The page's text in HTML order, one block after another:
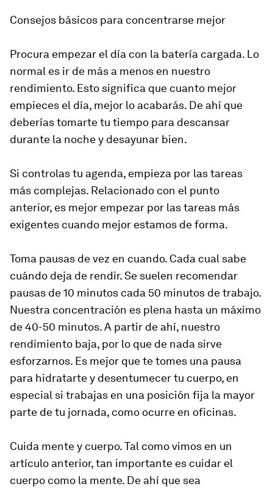
Consejos básicos para concentrarse mejor
Procura empezar el día con la batería cargada. Lo
normal es ir de más a menos en nuestro
rendimiento. Esto significa que cuanto mejor
empieces el día, mejor lo acabarás. De ahí que
deberías tomarte tu tiempo para descansar
durante la noche y desayunar bien.
Si controlas tu agenda, empieza por las tareas
más complejas. Relacionado con el punto
anterior, es mejor empezar por las tareas más
exigentes cuando mejor estamos de forma.
Toma pausas de vez en cuando. Cada cual sabe
cuándo deja de rendir. Se suelen recomendar
pausas de 10 minutos cada 50 minutos de trabajo.
Nuestra concentración es plena hasta un máximo
de 40-50 minutos. A partir de ahí, nuestro
rendimiento baja, por lo que de nada sirve
esforzarnos. Es mejor que te tomes una pausa
para hidratarte y desentumecer tu cuerpo, en
especial si trabajas en una posición fija la mayor
parte de tu jornada, como ocurre en oficinas.
Cuida mente y cuerpo. Tal como vimos en un
artículo anterior, tan importante es cuidar el
cuerpo como la mente. De ahí que sea